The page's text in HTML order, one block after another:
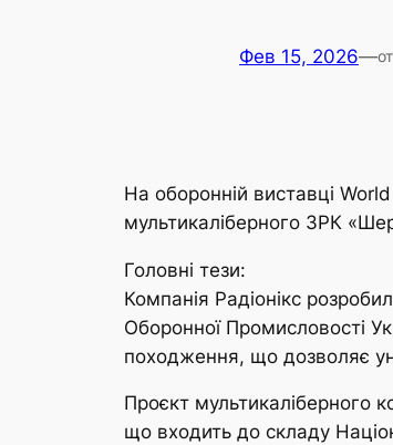
Фев 15, 2026—
На оборонній виставці
мультикаліберного ЗРК
Головні тези:
Компанія Радіонікс
Оборонної Промисловості
походження, що дозволяє
Проєкт мультикаліберного
що входить до складу